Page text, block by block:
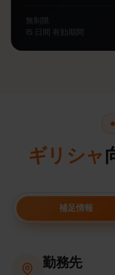
無制限
15 日間 有効期間
ギリシャ
補足情報
勤務先